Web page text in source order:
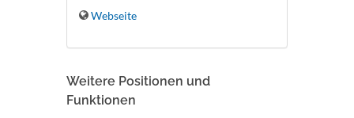
Webseite
Weitere Positionen und
Funktionen